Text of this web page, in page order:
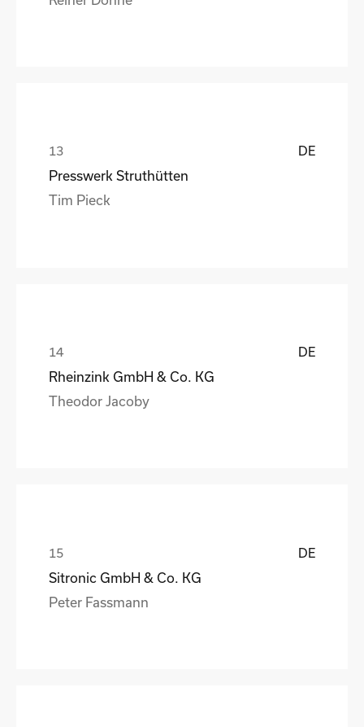
DE
Presswerk Struthütten
Tim Pieck
DE
Rheinzink GmbH & Co. KG
Theodor Jacoby
DE
Sitronic GmbH & Co. KG
Peter Fassmann